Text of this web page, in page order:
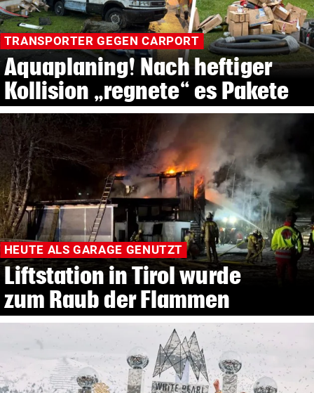
TRANSPORTER GEGEN CARPORT
Aquaplaning! Nach heftiger
Kollision „regnete“ es Pakete
HEUTE ALS GARAGE GENUTZT
Liftstation in Tirol wurde
zum Raub der Flammen